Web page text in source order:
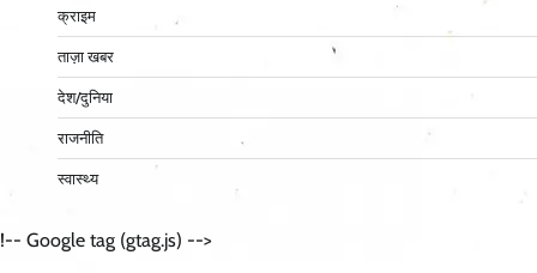
क्राइम
ताज़ा खबर
देश/दुनिया
राजनीति
स्वास्थ्य
!-- Google tag (gtag.js) -->